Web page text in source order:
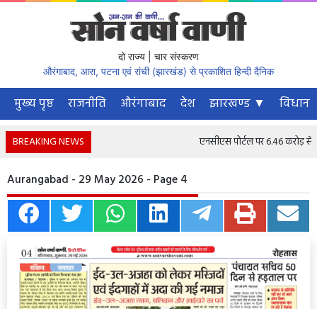
दो राज्य | चार संस्करण
औरंगाबाद, आरा, पटना एवं रांची (झारखंड) से प्रकाशित हिन्दी दैनिक
मुख्य पृष्ठ राजनीति औरंगाबाद देश झारखण्ड ▼
BREAKING NEWS एनसीएस पोर्टल पर 6.46 करोड़ से
Aurangabad - 29 May 2026 - Page 4